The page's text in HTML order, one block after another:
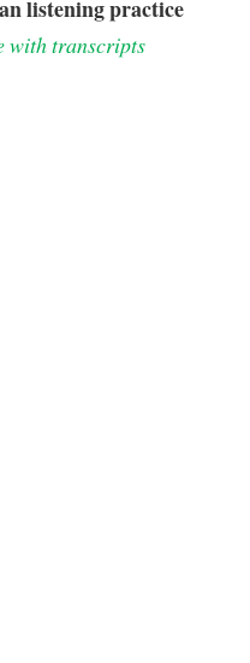
listening practice
with transcripts